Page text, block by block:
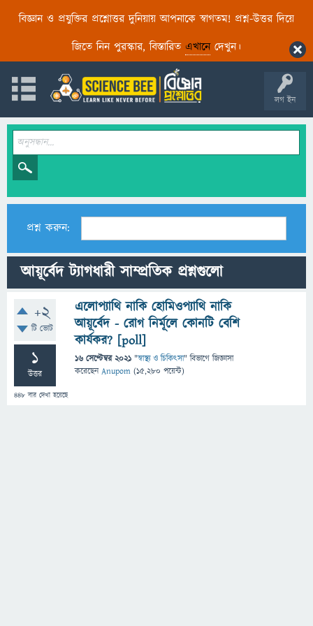
বিজ্ঞান ও প্রযুক্তির প্রশ্নোত্তর দুনিয়ায় আপনাকে স্বাগতম! প্রশ্ন-উত্তর দিয়ে
জিতে নিন পুরস্কার, বিস্তারিত এখানেদেখুন।
লগ ইন
প্রশ্ন করুন:
আয়ূর্বেদ ট্যাগধারী সাম্প্রতিক প্রশ্নগুলো
+2
টি ভোট
1
উত্তর
448 বার দেখা হয়েছে
এলোপ্যাথি নাকি হোমিওপ্যাথি নাকি
আয়ূর্বেদ - রোগ নির্মূলে কোনটি বেশি
কার্যকর? [poll]
16 সেপ্টেম্বর 2021 "স্বাস্থ্য ও চিকিৎসা" বিভাগে জিজ্ঞাসা
করেছেনAnupom (15,280 পয়েন্ট)